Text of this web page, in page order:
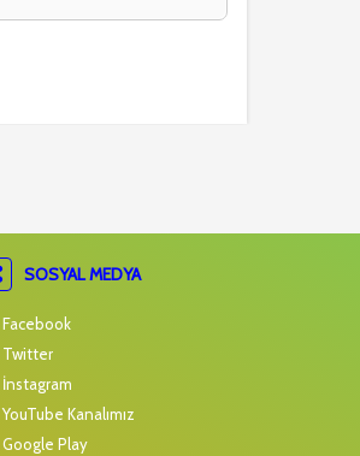
SOSYAL MEDYA
Facebook
Twitter
İnstagram
YouTube Kanalımız
Google Play